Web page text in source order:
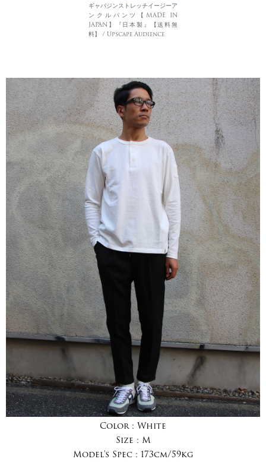
ギャバジンストレッチイージーア
ンクルパンツ【MADE IN
JAPAN】『日本製』【送料無
料】 / Upscape Audience
Color : White
Size : M
Model's Spec : 173cm/59kg